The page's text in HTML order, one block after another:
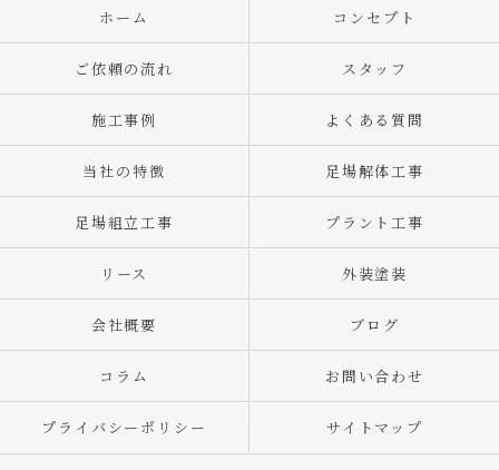
ホーム コンセプト
ご依頼の流れ スタッフ
施工事例 よくある質問
当社の特徴 足場解体工事
足場組立工事 プラント工事
リース 外装塗装
会社概要 ブログ
コラム お問い合わせ
プライバシーポリシー サイトマップ